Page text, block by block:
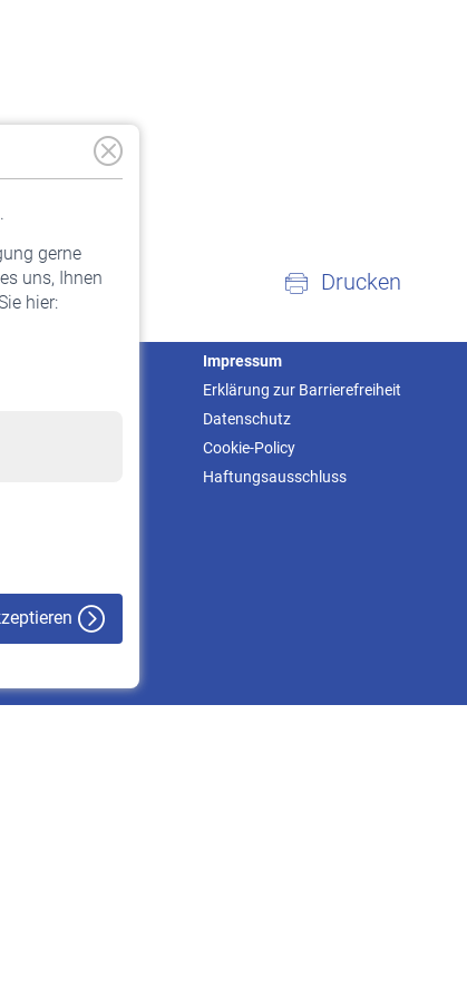
gerne
uns, Ihnen
hier:
Drucken
Impressum
Erklärung zur Barrierefreiheit
Datenschutz
Cookie-Policy
Haftungsausschluss